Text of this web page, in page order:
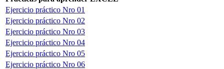
Ejercicio práctico Nro 01
Ejercicio práctico Nro 02
Ejercicio práctico Nro 03
Ejercicio práctico Nro 04
Ejercicio práctico Nro 05
Ejercicio práctico Nro 06